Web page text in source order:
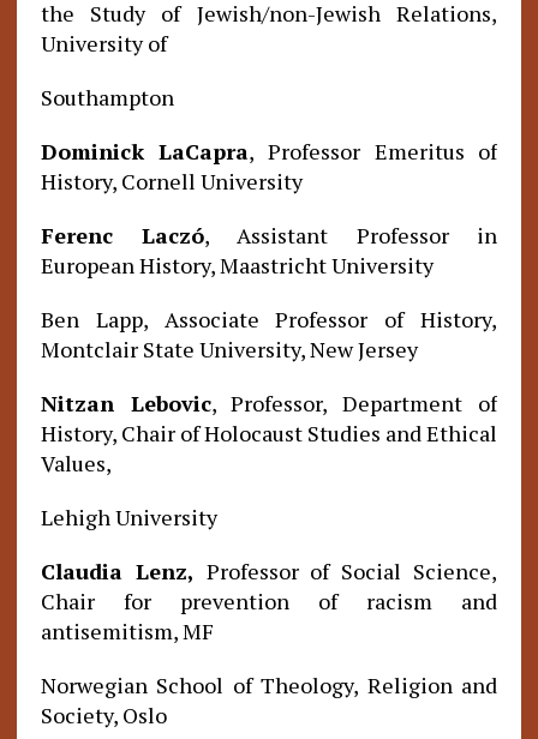
the Study of Jewish/non-Jewish Relations,
University of
Southampton
Dominick LaCapra, Professor Emeritus of
History, Cornell University
Ferenc Laczó, Assistant Professor in
European History, Maastricht University
Ben Lapp, Associate Professor of History,
Montclair State University, New Jersey
Nitzan Lebovic, Professor, Department of
History, Chair of Holocaust Studies and Ethical
Values,
Lehigh University
Claudia Lenz, Professor of Social Science,
Chair for prevention of racism and
antisemitism, MF
Norwegian School of Theology, Religion and
Society, Oslo